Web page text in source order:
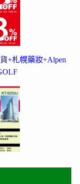
+札幌藥妝+Alpen